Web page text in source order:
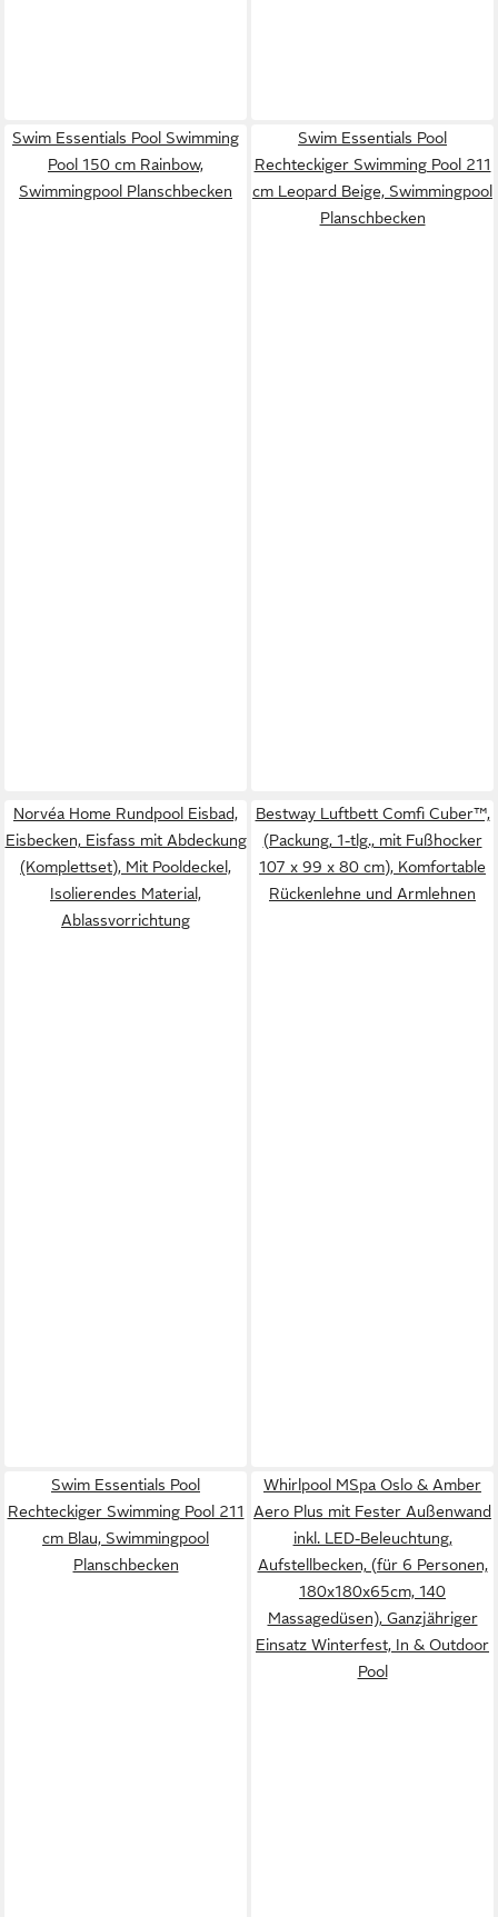
Swim Essentials Pool Swimming
Pool 150 cm Rainbow,
Swimmingpool Planschbecken
Swim Essentials Pool
Rechteckiger Swimming Pool 211
cm Leopard Beige, Swimmingpool
Planschbecken
Norvéa Home Rundpool Eisbad,
Eisbecken, Eisfass mit Abdeckung
(Komplettset), Mit Pooldeckel,
Isolierendes Material,
Ablassvorrichtung
Bestway Luftbett Comfi Cuber™,
(Packung, 1-tlg., mit Fußhocker
107 x 99 x 80 cm), Komfortable
Rückenlehne und Armlehnen
Swim Essentials Pool
Rechteckiger Swimming Pool 211
cm Blau, Swimmingpool
Planschbecken
Whirlpool MSpa Oslo & Amber
Aero Plus mit Fester Außenwand
inkl. LED-Beleuchtung,
Aufstellbecken, (für 6 Personen,
180x180x65cm, 140
Massagedüsen), Ganzjähriger
Einsatz Winterfest, In & Outdoor
Pool